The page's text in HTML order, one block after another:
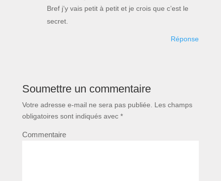
Bref j’y vais petit à petit et je crois que c’est le
secret.
Réponse
Soumettre un commentaire
Votre adresse e-mail ne sera pas publiée.
Les champs
obligatoires sont indiqués avec *
Commentaire